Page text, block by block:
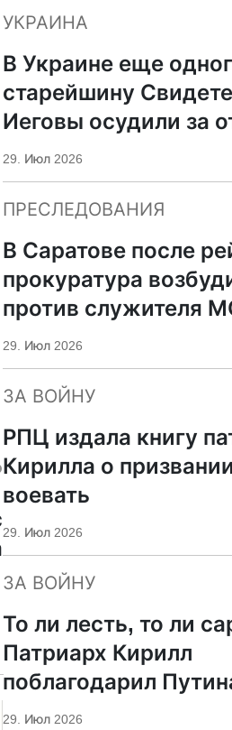
УКРАИНА
В Украине еще
старейшину
Иеговы осудили за
мобилизации
29. Июл 2026
ПРЕСЛЕДОВАНИЯ
В Саратове после
прокуратура
против служителя
29. Июл 2026
ЗА ВОЙНУ
РПЦ издала книгу
Кирилла о
воевать
29. Июл 2026
ЗА ВОЙНУ
То ли лесть, то ли
Патриарх Кирилл
поблагодарил
защиту суверенитета
29. Июл 2026